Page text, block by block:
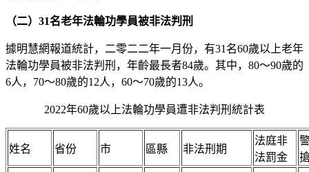
（二）31名老年法輪功學員被非法判刑
據明慧網報道統計，二零二二年一月份，有31名60歲以上老年
法輪功學員被非法判刑，年齡最長者84歲。其中，80～90歲的
6人，70～80歲的12人，60～70歲的13人。
2022年60歲以上法輪功學員遭非法判刑統計表
姓名 省份 市 區縣 非法刑期
法庭非
法罰金